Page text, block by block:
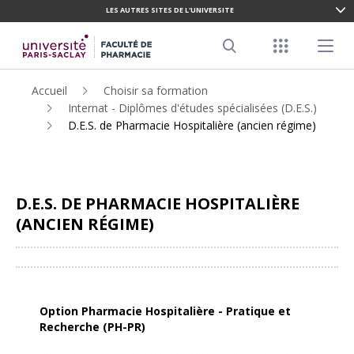
CONTENU
PRINCIPAL
LES AUTRES SITES DE L'UNIVERSITE
Menu Menu
Accueil
Choisir sa formation
Internat - Diplômes d'études spécialisées (D.E.S.)
D.E.S. de Pharmacie Hospitalière (ancien régime)
D.E.S. DE PHARMACIE HOSPITALIÈRE
(ANCIEN RÉGIME)
Option Pharmacie Hospitalière - Pratique et
Recherche (PH-PR)